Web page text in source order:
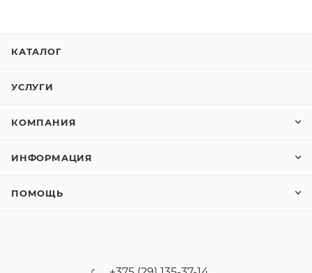
КАТАЛОГ
УСЛУГИ
КОМПАНИЯ
ИНФОРМАЦИЯ
ПОМОЩЬ